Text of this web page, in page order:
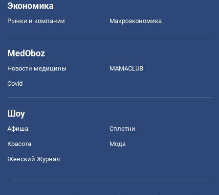
Экономика
Рынки и компании Mакроэкономика
MedOboz
Новости медицины MAMACLUB
Covid
Шоу
Афиша Сплетни
Красота Мода
Женский Журнал